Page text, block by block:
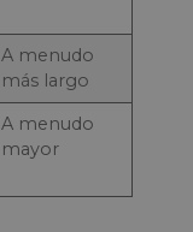
A menudo
más largo
A menudo
mayor